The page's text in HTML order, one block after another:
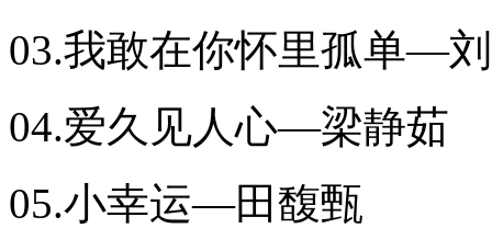
03.我敢在你怀里孤单—
04.爱久见人心—梁静茹
05.小幸运—田馥甄